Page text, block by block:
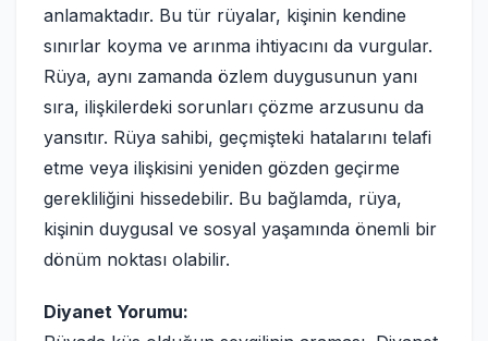
anlamaktadır. Bu tür rüyalar, kişinin kendine
sınırlar koyma ve arınma ihtiyacını da vurgular.
Rüya, aynı zamanda özlem duygusunun yanı
sıra, ilişkilerdeki sorunları çözme arzusunu da
yansıtır. Rüya sahibi, geçmişteki hatalarını telafi
etme veya ilişkisini yeniden gözden geçirme
gerekliliğini hissedebilir. Bu bağlamda, rüya,
kişinin duygusal ve sosyal yaşamında önemli bir
dönüm noktası olabilir.
Diyanet Yorumu: